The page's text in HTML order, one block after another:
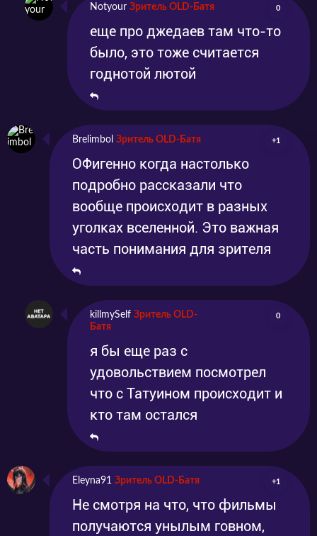
Notyour Зритель OLD-Батя 0
еще про джедаев там что-то
было, это тоже считается
годнотой лютой
Brelimbol Зритель OLD-Батя +1
ОФигенно когда настолько
подробно рассказали что
вообще происходит в разных
уголках вселенной. Это важная
часть понимания для зрителя
killmySelf Зритель OLD-
Батя
0
я бы еще раз с
удовольствием посмотрел
что с Татуином происходит и
кто там остался
Eleyna91 Зритель OLD-Батя +1
Не смотря на что, что фильмы
получаются унылым говном,